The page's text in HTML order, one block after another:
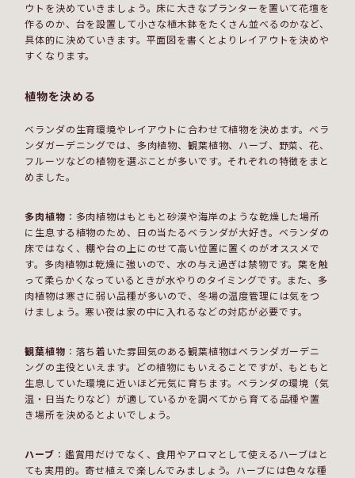
ウトを決めていきましょう。床に大きなプランターを置いて花壇を
作るのか、台を設置して小さな植木鉢をたくさん並べるのかなど、
具体的に決めていきます。平面図を書くとよりレイアウトを決めや
すくなります。
植物を決める
ベランダの生育環境やレイアウトに合わせて植物を決めます。ベラ
ンダガーデニングでは、多肉植物、観葉植物、ハーブ、野菜、花、
フルーツなどの植物を選ぶことが多いです。それぞれの特徴をまと
めました。
多肉植物 ：多肉植物はもともと砂漠や海岸のような乾燥した場所
に生息する植物のため、日の当たるベランダが大好き。ベランダの
床ではなく、棚や台の上にのせて高い位置に置くのがオススメで
す。多肉植物は乾燥に強いので、水の与え過ぎは禁物です。葉を触
って柔らかくなっているときが水やりのタイミングです。また、多
肉植物は寒さに弱い品種が多いので、冬場の温度管理には気をつ
けましょう。寒い夜は家の中に入れるなどの対応が必要です。
観葉植物 ：落ち着いた雰囲気のある観葉植物はベランダガーデニ
ングの主役といえます。どの植物にもいえることですが、もともと
生息していた環境に近いほど元気に育ちます。ベランダの環境（気
温・日当たりなど）が適しているかを調べてから育てる品種や置
き場所を決めるとよいでしょう。
ハーブ ：鑑賞用だけでなく、食用やアロマとして使えるハーブはと
ても実用的。寄せ植えで楽しんでみましょう。ハーブには色々な種